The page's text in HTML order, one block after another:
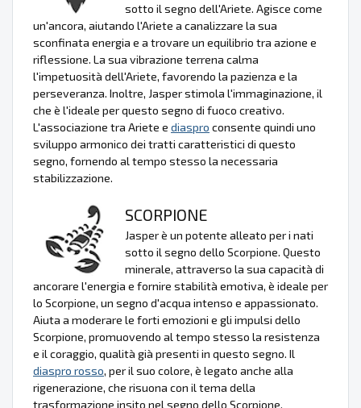
sotto il segno dell'Ariete. Agisce come
un'ancora, aiutando l'Ariete a canalizzare la sua
sconfinata energia e a trovare un equilibrio tra azione e
riflessione. La sua vibrazione terrena calma
l'impetuosità dell'Ariete, favorendo la pazienza e la
perseveranza. Inoltre, Jasper stimola l'immaginazione, il
che è l'ideale per questo segno di fuoco creativo.
L'associazione tra Ariete e diaspro consente quindi uno
sviluppo armonico dei tratti caratteristici di questo
segno, fornendo al tempo stesso la necessaria
stabilizzazione.
SCORPIONE
Jasper è un potente alleato per i nati
sotto il segno dello Scorpione. Questo
minerale, attraverso la sua capacità di
ancorare l'energia e fornire stabilità emotiva, è ideale per
lo Scorpione, un segno d'acqua intenso e appassionato.
Aiuta a moderare le forti emozioni e gli impulsi dello
Scorpione, promuovendo al tempo stesso la resistenza
e il coraggio, qualità già presenti in questo segno. Il
diaspro rosso, per il suo colore, è legato anche alla
rigenerazione, che risuona con il tema della
trasformazione insito nel segno dello Scorpione.